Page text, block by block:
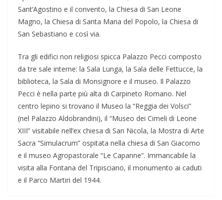
Sant’Agostino e il convento, la Chiesa di San Leone
Magno, la Chiesa di Santa Maria del Popolo, la Chiesa di
San Sebastiano e così via.
Tra gli edifici non religiosi spicca Palazzo Pecci composto
da tre sale interne: la Sala Lunga, la Sala delle Fettucce, la
biblioteca, la Sala di Monsignore e il museo. Il Palazzo
Pecci è nella parte più alta di Carpineto Romano. Nel
centro lepino si trovano il Museo la “Reggia dei Volsci”
(nel Palazzo Aldobrandini), il “Museo dei Cimeli di Leone
XIII” visitabile nell’ex chiesa di San Nicola, la Mostra di Arte
Sacra “Simulacrum” ospitata nella chiesa di San Giacomo
e il museo Agropastorale “Le Capanne”. Immancabile la
visita alla Fontana del Tripisciano, il monumento ai caduti
e il Parco Martiri del 1944.